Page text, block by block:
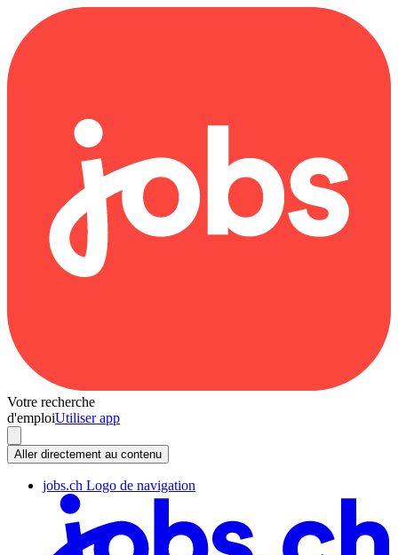
Votre recherche
d'emploiUtiliser app
Aller directement au contenu
jobs.ch Logo de navigation